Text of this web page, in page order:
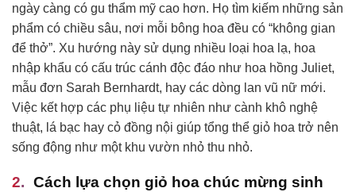
ngày càng có gu thẩm mỹ cao hơn. Họ tìm kiếm những sản
phẩm có chiều sâu, nơi mỗi bông hoa đều có “không gian
để thở”. Xu hướng này sử dụng nhiều loại hoa lạ, hoa
nhập khẩu có cấu trúc cánh độc đáo như hoa hồng Juliet,
mẫu đơn Sarah Bernhardt, hay các dòng lan vũ nữ mới.
Việc kết hợp các phụ liệu tự nhiên như cành khô nghệ
thuật, lá bạc hay cỏ đồng nội giúp tổng thể giỏ hoa trở nên
sống động như một khu vườn nhỏ thu nhỏ.
Cách lựa chọn giỏ hoa chúc mừng sinh